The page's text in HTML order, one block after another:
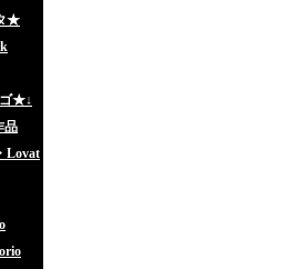
★
★↓
品
Lovat